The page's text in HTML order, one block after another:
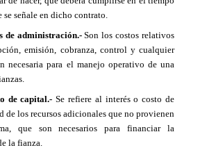
se señale en dicho contrato.
de administración.-Son los costos relativos
emisión, cobranza, control y cualquier
necesaria para el manejo operativo de una
de capital.- Se refiere al interés o costo de
de los recursos adicionales que no provienen
que son necesarios para financiar la
la fianza.